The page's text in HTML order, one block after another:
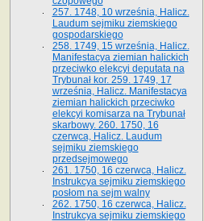
257. 1748, 10 września, Halicz.
Laudum sejmiku ziemskiego
gospodarskiego
258. 1749, 15 września, Halicz.
Manifestacya ziemian halickich
przeciwko elekcyi deputata na
Trybunał kor. 259. 1749, 17
września, Halicz. Manifestacya
ziemian halickich przeciwko
elekcyi komisarza na Trybunał
skarbowy. 260. 1750, 16
czerwca, Halicz. Laudum
sejmiku ziemskiego
przedsejmowego
261. 1750, 16 czerwca, Halicz.
Instrukcya sejmiku ziemskiego
posłom na sejm walny
262. 1750, 16 czerwca, Halicz.
Instrukcya sejmiku ziemskiego